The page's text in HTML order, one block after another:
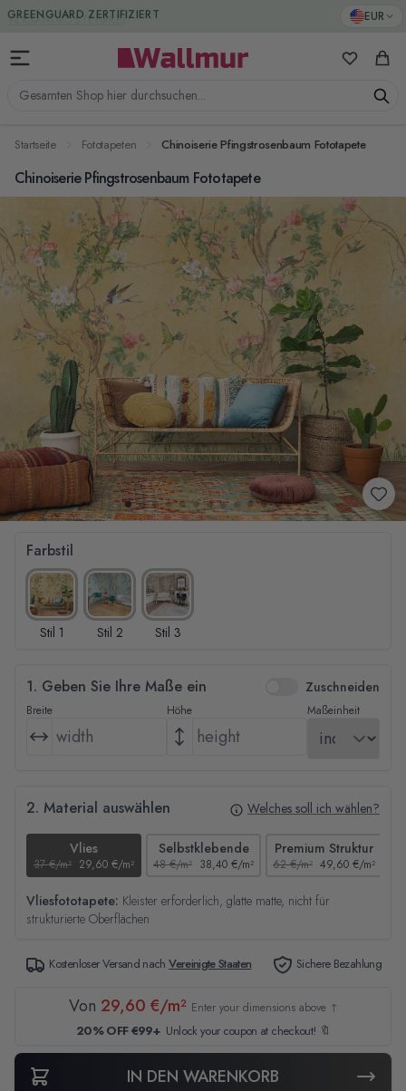
Zum Inhalt springen EUR
Gesamten Shop hier durchsuchen...
Meine
GREENGUARD ZERTIFIZIERT
Startseite Fototapeten Chinoiserie Pfingstrosenbaum Fototapete
Chinoiserie Pfingstrosenbaum Fototapete
Farbstil
Stil 1 Stil 2 Stil 3
1. Geben Sie Ihre Maße ein Zuschneiden
Breite Höhe Maßeinheit
2. Material auswählen Welches soll ich wählen?
Vlies
37 €/m² 29,60 €/m²
Selbstklebende
48 €/m² 38,40 €/m²
Premium Struktur
62 €/m² 49,60 €/m²
Vliesfototapete: Kleister erforderlich, glatte matte, nicht für
strukturierte Oberflächen
Kostenloser Versand nachVereinigte Staaten Sichere Bezahlung
Von 29,60 €/m² Enter your dimensions above ↑
20% OFF €99+ Unlock your coupon at checkout! 🔖
IN DEN WARENKORB